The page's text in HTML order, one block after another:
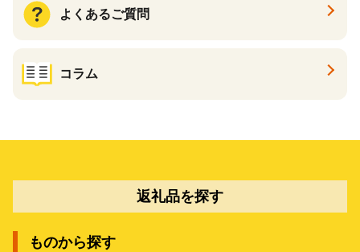
よくあるご質問
コラム
返礼品を探す
ものから探す